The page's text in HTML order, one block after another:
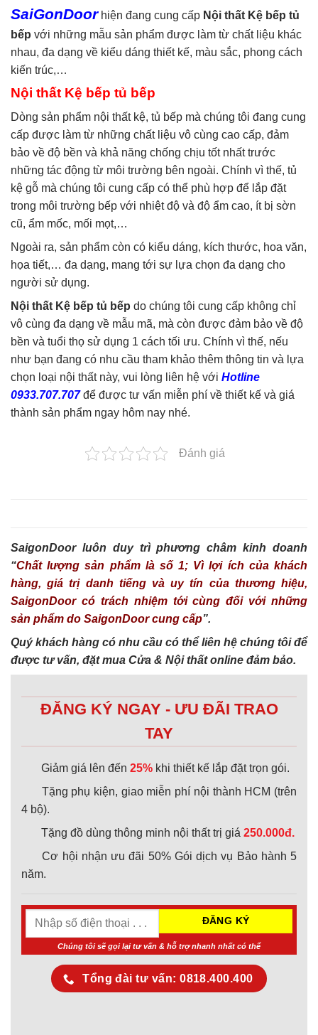
SaiGonDoorhiện đang cung cấp Nội thất Kệ bếp tủ
bếp với những mẫu sản phẩm được làm từ chất liệu khác
nhau, đa dạng về kiểu dáng thiết kế, màu sắc, phong cách
kiến trúc,…
Nội thất Kệ bếp tủ bếp
Dòng sản phẩm nội thất kệ, tủ bếp mà chúng tôi đang cung
cấp được làm từ những chất liệu vô cùng cao cấp, đảm
bảo về độ bền và khả năng chống chịu tốt nhất trước
những tác động từ môi trường bên ngoài. Chính vì thế, tủ
kệ gỗ mà chúng tôi cung cấp có thể phù hợp để lắp đặt
trong môi trường bếp với nhiệt độ và độ ẩm cao, ít bị sờn
cũ, ẩm mốc, mối mọt,…
Ngoài ra, sản phẩm còn có kiểu dáng, kích thước, hoa văn,
họa tiết,… đa dạng, mang tới sự lựa chọn đa dạng cho
người sử dụng.
Nội thất Kệ bếp tủ bếp do chúng tôi cung cấp không chỉ
vô cùng đa dạng về mẫu mã, mà còn được đảm bảo về độ
bền và tuổi thọ sử dụng 1 cách tối ưu. Chính vì thế, nếu
như bạn đang có nhu cầu tham khảo thêm thông tin và lựa
chọn loại nội thất này, vui lòng liên hệ với Hotline
0933.707.707để được tư vấn miễn phí về thiết kế và giá
thành sản phẩm ngay hôm nay nhé.
Đánh giá
SaigonDoor luôn duy trì phương châm kinh doanh
“Chất lượng sản phẩm là số 1; Vì lợi ích của khách
hàng, giá trị danh tiếng và uy tín của thương hiệu,
SaigonDoor có trách nhiệm tới cùng đối với những
sản phẩm do SaigonDoor cung cấp”.
Quý khách hàng có nhu cầu có thể liên hệ chúng tôi để
được tư vấn, đặt mua Cửa & Nội thất online đảm bảo.
ĐĂNG KÝ NGAY - ƯU ĐÃI TRAO
TAY
Giảm giá lên đến 25% khi thiết kế lắp đặt trọn gói.
Tặng phụ kiện, giao miễn phí nội thành HCM (trên
4 bộ).
Tặng đồ dùng thông minh nội thất trị giá 250.000đ.
Cơ hội nhận ưu đãi 50% Gói dịch vụ Bảo hành 5
năm.
Chúng tôi sẽ gọi lại tư vấn & hỗ trợ nhanh nhất có thể
Tổng đài tư vấn: 0818.400.400